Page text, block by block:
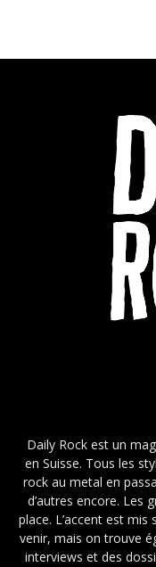
Daily Rock est un
en Suisse. Tous les
rock au metal en
d’autres encore. Les
place. L’accent est mis
venir, mais on trouve
interviews et des